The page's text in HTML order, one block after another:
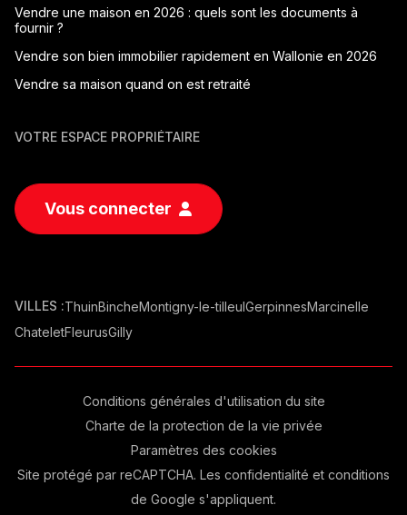
Vendre une maison en 2026 : quels sont les documents à
fournir ?
Vendre son bien immobilier rapidement en Wallonie en 2026
Vendre sa maison quand on est retraité
VOTRE ESPACE PROPRIÉTAIRE
Vous connecter
VILLES :ThuinBincheMontigny-le-tilleulGerpinnesMarcinelle
ChateletFleurusGilly
Conditions générales d'utilisation du site
Charte de la protection de la vie privée
Paramètres des cookies
Site protégé par reCAPTCHA. Les confidentialité et conditions
de Google s'appliquent.